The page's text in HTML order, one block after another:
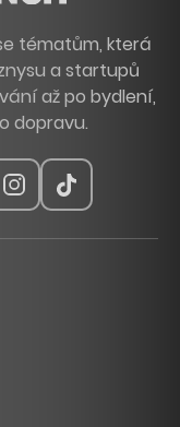
tématům, která
a startupů
až po bydlení,
dopravu.